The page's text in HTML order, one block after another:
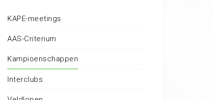
KAPE-meetings
AAS-Criterium
Kampioenschappen
Interclubs